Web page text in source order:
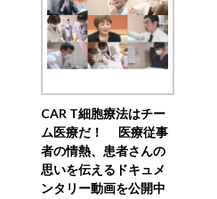
CAR T細胞療法はチー
ム医療だ！ 医療従事
者の情熱、患者さんの
思いを伝えるドキュメ
ンタリー動画を公開中